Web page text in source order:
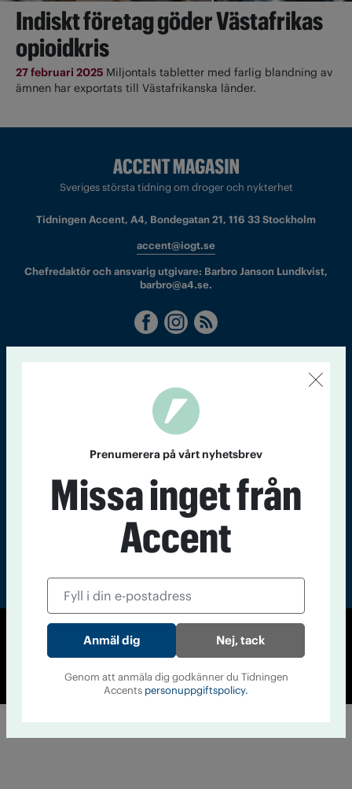
Indiskt företag göder Västafrikas
opioidkris
27 februari 2025 Miljontals tabletter med farlig blandning av
ämnen har exportats till Västafrikanska länder.
Sveriges största tidning om droger och nykterhet
Tidningen Accent, A4, Bondegatan 21, 116 33 Stockholm
accent@iogt.se
Chefredaktör och ansvarig utgivare: Barbro Janson Lundkvist,
barbro@a4.se.
Kontakt Om Tidningen Tidningsarkiv In English
© Tidningen Accent 2026
Prenumerera på vårt nyhetsbrev
Missa inget från
Accent
Nej, tack
Genom att anmäla dig godkänner du Tidningen
Accents personuppgiftspolicy.